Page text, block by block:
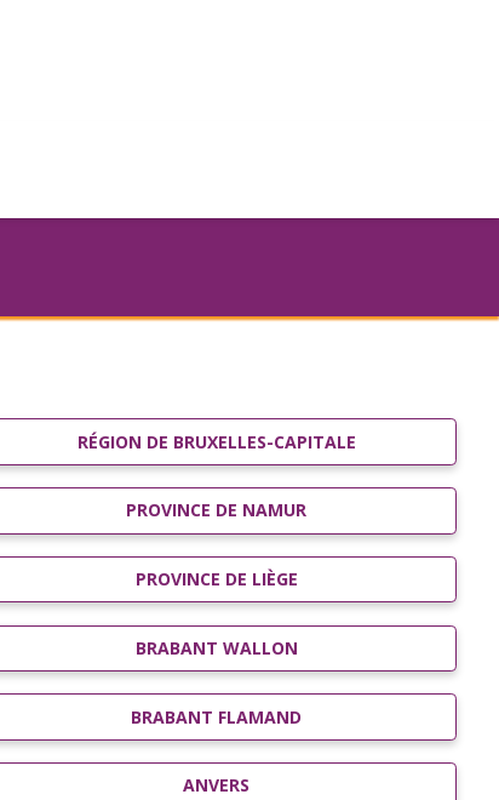
RÉGION DE BRUXELLES-CAPITALE
PROVINCE DE NAMUR
PROVINCE DE LIÈGE
BRABANT WALLON
BRABANT FLAMAND
ANVERS